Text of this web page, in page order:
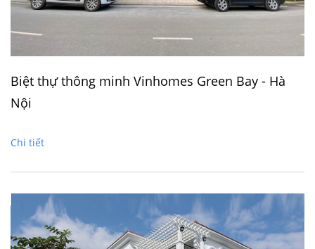
Biệt thự thông minh Vinhomes Green Bay - Hà
Nội
Chi tiết